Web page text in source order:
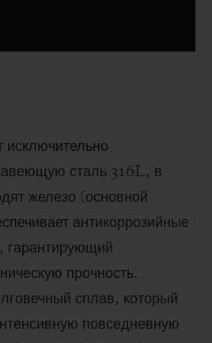
сталь 316L, в
железо (основной
антикоррозийные
гарантирующий
прочность.
сплав, который
повседневную